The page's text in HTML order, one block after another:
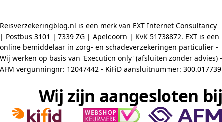
Reisverzekeringblog.nl is een merk van EXT Internet Consultancy
| Postbus 3101 | 7339 ZG | Apeldoorn | KvK 51738872. EXT is een
online bemiddelaar in zorg- en schadeverzekeringen particulier -
Wij werken op basis van 'Execution only' (afsluiten zonder advies) -
AFM vergunningnr: 12047442 - KiFiD aansluitnummer: 300.017739
Wij zijn aangesloten bij